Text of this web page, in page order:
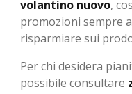
volantino nuovo,
promozioni sempre
risparmiare sui
Per chi desidera
possibile consultare